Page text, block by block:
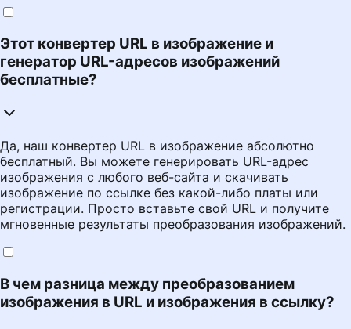
Этот конвертер URL в изображение и
генератор URL-адресов изображений
бесплатные?
Да, наш конвертер URL в изображение абсолютно
бесплатный. Вы можете генерировать URL-адрес
изображения с любого веб-сайта и скачивать
изображение по ссылке без какой-либо платы или
регистрации. Просто вставьте свой URL и получите
мгновенные результаты преобразования изображений.
В чем разница между преобразованием
изображения в URL и изображения в ссылку?